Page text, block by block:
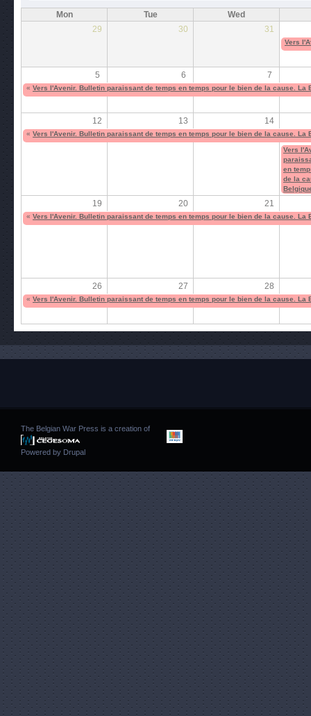
Mon Tue
Wed
29
30 31
Vers
5 6 7
« Vers l'Avenir. Bulletin paraissant de temps en temps pour le bien de la cause. La
12 13 14
« Vers l'Avenir. Bulletin paraissant de temps en temps pour le bien de la cause. La
Vers
en
de la
19 20 21
« Vers l'Avenir. Bulletin paraissant de temps en temps pour le bien de la cause. La
26 27 28
« Vers l'Avenir. Bulletin paraissant de temps en temps pour le bien de la cause. La
The Belgian War Press is a creation of
Powered by Drupal